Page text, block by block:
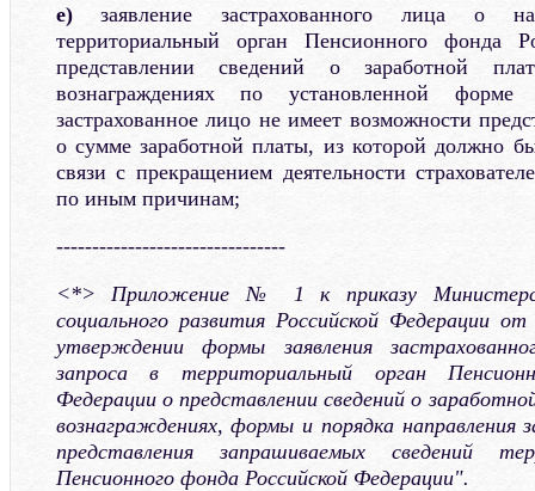
е)заявление застрахованного лица о
территориальный орган Пенсионного фонда
представлении сведений о заработной
вознаграждениях по установленной
застрахованное лицо не имеет возможности
о сумме заработной платы, из которой должно
связи с прекращением деятельности
по иным причинам;
--------------------------------
<*> Приложение № 1 к приказу
социального развития Российской
утверждении формы заявления
запроса в территориальный орган
Федерации о представлении сведений о
вознаграждениях, формы и порядка направления
представления запрашиваемых сведений
Пенсионного фонда Российской Федерации".